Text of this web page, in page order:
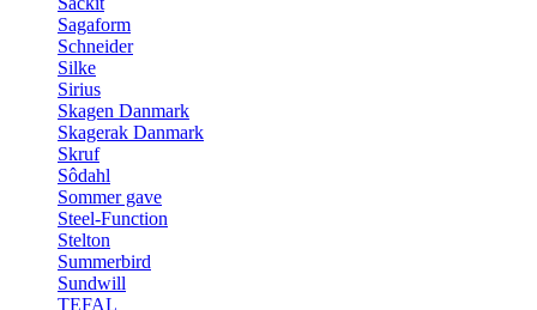
Sagaform
Schneider
Silke
Sirius
Skagen Danmark
Skagerak Danmark
Skruf
Sôdahl
Sommer gave
Steel-Function
Stelton
Summerbird
Sundwill
TEFAL